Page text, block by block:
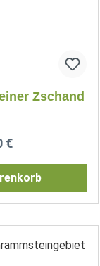
Zschand
Preis:
€